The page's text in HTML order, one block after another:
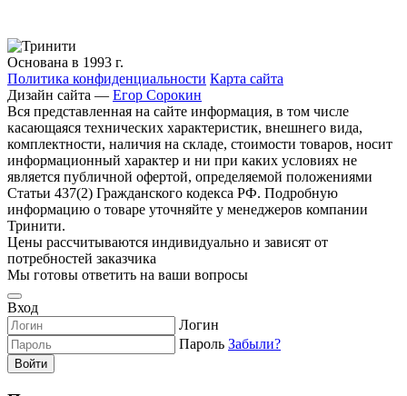
Основана в 1993 г.
Политика конфиденциальности Карта сайта
Дизайн сайта — Егор Сорокин
Вся представленная на сайте информация, в том числе
касающаяся технических характеристик, внешнего вида,
комплектности, наличия на складе, стоимости товаров, носит
информационный характер и ни при каких условиях не
является публичной офертой, определяемой положениями
Статьи 437(2) Гражданского кодекса РФ. Подробную
информацию о товаре уточняйте у менеджеров компании
Тринити.
Цены рассчитываются индивидуально и зависят от
потребностей заказчика
Мы готовы ответить на ваши вопросы
Вход
Логин
Пароль Забыли?
Войти